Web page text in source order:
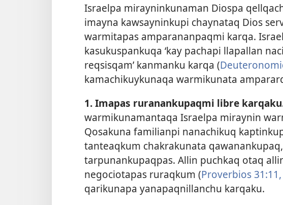
Israelpa mirayninkunaman Diospa
imayna kawsayninkupi chaynataq Dios
warmitapas amparananpaqmi karqa.
kasukuspankuqa ‘kay pachapi llapallan
reqsisqam’ kanmanku karqa (
kamachikuykunaqa warmikunata
1. Imapas ruranankupaqmi libre
warmikunamantaqa Israelpa miraynin
Qosakuna familianpi nanachikuq
tanteaqkum chakrakunata
tarpunankupaqpas. Allin puchkaq otaq
negociotapas ruraqkum (Proverbios 31:11,
qarikunapa yanapaqnillanchu karqaku.